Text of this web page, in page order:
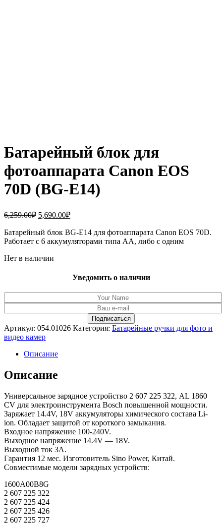
Батарейный блок для
фотоаппарата Canon EOS
70D (BG-E14)
6,259.00₽ Первоначальная
составляла
6,259.00₽.
5,690.00₽Текущая
5,690.00₽.
Батарейный блок BG-E14 для фотоаппарата Canon EOS 70D.
Работает с 6 аккумуляторами типа AA, либо с одним
Нет в наличии
Уведомить о наличии
Артикул: 054.01026 Категория: Батарейные ручки для фото и
видео камер
Описание
Описание
Универсальное зарядное устройство 2 607 225 322, AL 1860
CV для электроинструмента Bosch повышенной мощности.
Заряжает 14.4V, 18V аккумуляторы химического состава Li-
ion. Обладает защитой от короткого замыкания.
Входное напряжение 100-240V.
Выходное напряжение 14.4V — 18V.
Выходной ток 3А.
Гарантия 12 мес. Изготовитель Sino Power, Китай.
Совместимые модели зарядных устройств:
1600A00B8G
2 607 225 322
2 607 225 424
2 607 225 426
2 607 225 727